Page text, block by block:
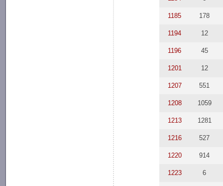
1185 178
1194 12
1196 45
1201 12
1207 551
1208 1059
1213 1281
1216 527
1220 914
1223 6